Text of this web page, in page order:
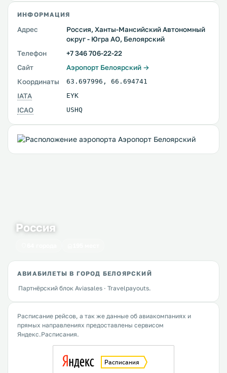
ИНФОРМАЦИЯ
Адрес
Россия, Ханты-Мансийский Автономный
округ - Югра АО, Белоярский
Телефон
+7 346 706-22-22
Сайт
Аэропорт Белоярский →
Координаты
63.697996 , 66.694741
IATA EYK
ICAO USHQ
Россия
АВИАБИЛЕТЫ В ГОРОД БЕЛОЯРСКИЙ
Партнёрский блок Aviasales · Travelpayouts.
Расписание рейсов, а так же данные об авиакомпаниях и
прямых направлениях предоставлены сервисом
Яндекс.Расписания.